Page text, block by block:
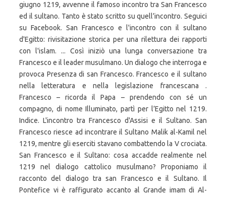
giugno 1219, avvenne il famoso incontro tra San Francesco
ed il sultano. Tanto è stato scritto su quell’incontro. Seguici
su Facebook. San Francesco e l'incontro con il sultano
d'Egitto: rivisitazione storica per una rilettura dei rapporti
con l'islam. ... Così iniziò una lunga conversazione tra
Francesco e il leader musulmano. Un dialogo che interroga e
provoca Presenza di san Francesco. Francesco e il sultano
nella letteratura e nella legislazione francescana .
Francesco – ricorda il Papa – prendendo con sé un
compagno, di nome Illuminato, partì per l’Egitto nel 1219.
Indice. L'incontro tra Francesco d'Assisi e il Sultano. San
Francesco riesce ad incontrare il Sultano Malik al-Kamil nel
1219, mentre gli eserciti stavano combattendo la V crociata.
San Francesco e il Sultano: cosa accadde realmente nel
1219 nel dialogo cattolico musulmano? Proponiamo il
racconto del dialogo tra san Francesco e il Sultano. Il
Pontefice vi è raffigurato accanto al Grande imam di Al-